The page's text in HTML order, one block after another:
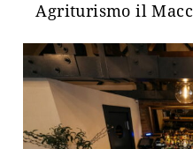
Agriturismo il Macc